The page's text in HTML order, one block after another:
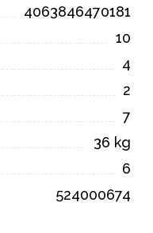
4063846470181
10
4
2
7
36 kg
6
524000674